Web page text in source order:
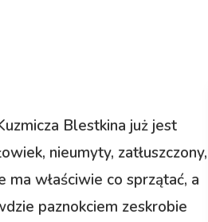
Blestkina już jest
nieumyty, zatłuszczony,
ma właściwie co sprzątać, a
paznokciem zeskrobie